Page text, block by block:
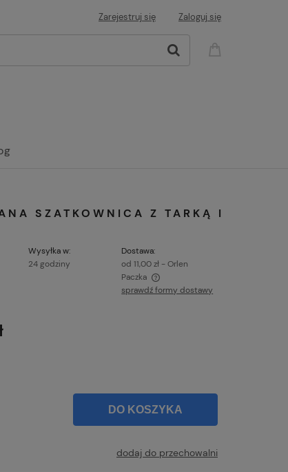
Zarejestruj się Zaloguj się
SZATKOWNICA Z TARKĄ I
Wysyłka w:
24 godziny
Dostawa:
od 11,00 zł - Orlen
Paczka
sprawdź formy dostawy
DO KOSZYKA
dodaj do przechowalni